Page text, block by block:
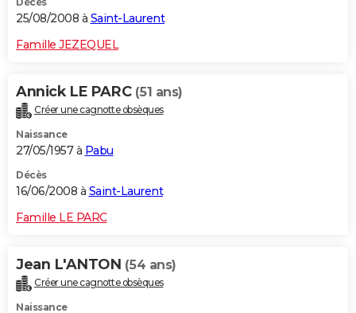
25/08/2008 à Saint-Laurent
Famille JEZEQUEL
Annick LE PARC (51 ans)
Créer une cagnotte obsèques
Naissance
27/05/1957 à Pabu
Décès
16/06/2008 à Saint-Laurent
Famille LE PARC
Jean L'ANTON (54 ans)
Créer une cagnotte obsèques
Naissance